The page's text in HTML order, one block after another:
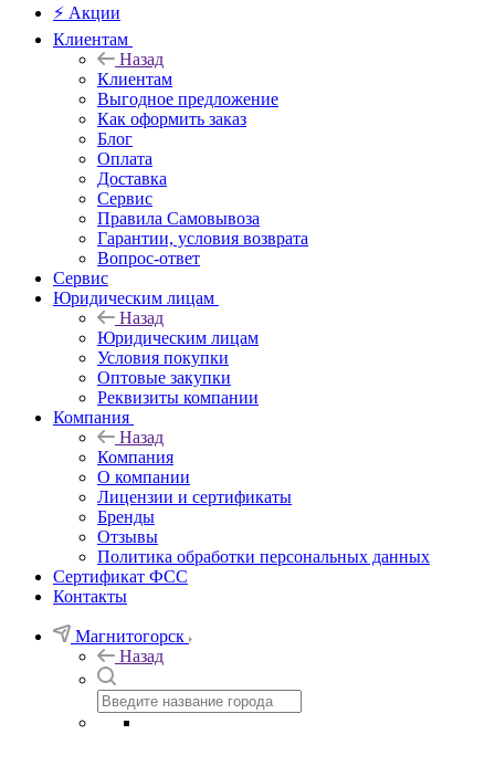
⚡ Акции
Клиентам
Назад
Клиентам
Выгодное предложение
Как оформить заказ
Блог
Оплата
Доставка
Сервис
Правила Самовывоза
Гарантии, условия возврата
Вопрос-ответ
Сервис
Юридическим лицам
Назад
Юридическим лицам
Условия покупки
Оптовые закупки
Реквизиты компании
Компания
Назад
Компания
О компании
Лицензии и сертификаты
Бренды
Отзывы
Политика обработки персональных данных
Сертификат ФСС
Контакты
Магнитогорск
Назад